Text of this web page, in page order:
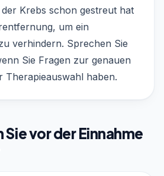
Krebs schon gestreut hat
um ein
verhindern. Sprechen Sie
Sie Fragen zur genauen
Therapieauswahl haben.
vor der Einnahme